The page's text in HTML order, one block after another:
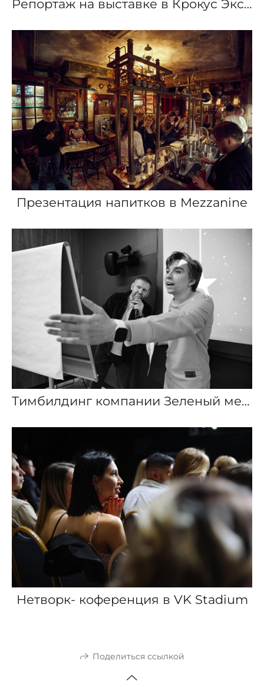
Репортаж на выставке в Крокус Экспо
Презентация напитков в Mezzanine
Тимбилдинг компании Зеленый медведь
Нетворк- коференция в VK Stadium
Поделиться ссылкой